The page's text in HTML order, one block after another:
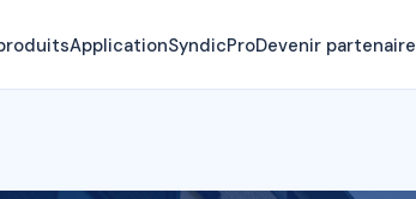
ApplicationSyndicProDevenir partenaire